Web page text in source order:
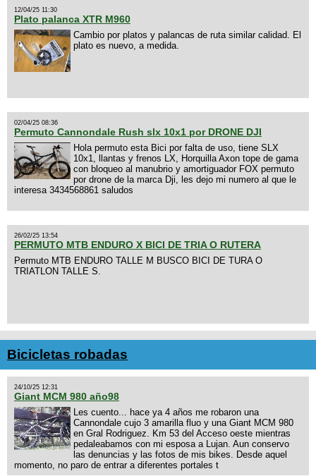
12/04/25 11:30
Plato palanca XTR M960
Cambio por platos y palancas de ruta similar calidad. El
plato es nuevo, a medida.
02/04/25 08:36
Permuto Cannondale Rush slx 10x1 por DRONE DJI
Hola permuto esta Bici por falta de uso, tiene SLX
10x1, llantas y frenos LX, Horquilla Axon tope de gama
con bloqueo al manubrio y amortiguador FOX permuto
por drone de la marca Dji, les dejo mi numero al que le
interesa 3434568861 saludos
26/02/25 13:54
PERMUTO MTB ENDURO X BICI DE TRIA O RUTERA
Permuto MTB ENDURO TALLE M BUSCO BICI DE TURA O
TRIATLON TALLE S.
Bicicletas robadas
24/10/25 12:31
Giant MCM 980 año98
Les cuento... hace ya 4 años me robaron una
Cannondale cujo 3 amarilla fluo y una Giant MCM 980
en Gral Rodriguez. Km 53 del Acceso oeste mientras
pedaleabamos con mi esposa a Lujan. Aun conservo
las denuncias y las fotos de mis bikes. Desde aquel
momento, no paro de entrar a diferentes portales t